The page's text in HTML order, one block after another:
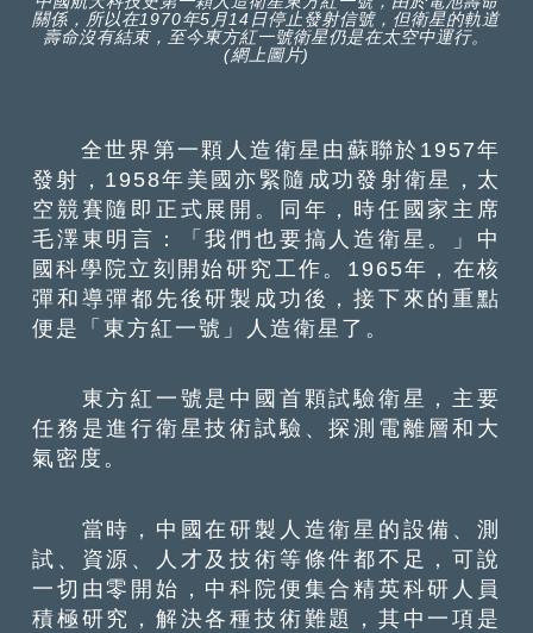
關係，所以在1970年5月14日停止發射信號，但衛星的軌道
壽命沒有結束，至今東方紅一號衛星仍是在太空中運行。
(網上圖片)
全世界第一顆人造衛星由蘇聯於1957年
發射，1958年美國亦緊隨成功發射衛星，太
空競賽隨即正式展開。同年，時任國家主席
毛澤東明言：「我們也要搞人造衛星。」中
國科學院立刻開始研究工作。1965年，在核
彈和導彈都先後研製成功後，接下來的重點
便是「東方紅一號」人造衛星了。
東方紅一號是中國首顆試驗衛星，主要
任務是進行衛星技術試驗、探測電離層和大
氣密度。
當時，中國在研製人造衛星的設備、測
試、資源、人才及技術等條件都不足，可說
一切由零開始，中科院便集合精英科研人員
積極研究，解決各種技術難題，其中一項是